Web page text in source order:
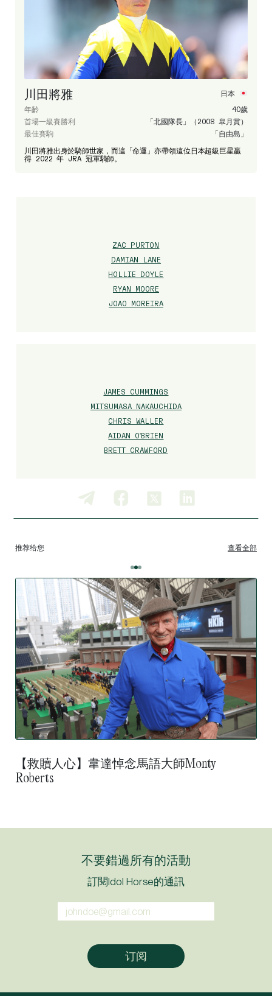
ZAC PURTON
DAMIAN LANE
HOLLIE DOYLE
RYAN MOORE
JOAO MOREIRA
JAMES CUMMINGS
MITSUMASA NAKAUCHIDA
CHRIS WALLER
AIDAN O'BRIEN
BRETT CRAWFORD
川田將雅
日本
年齡
40歲
首場一級賽勝利
「北國隊長」（2008 皐月賞）
最佳賽駒
「自由島」
川田將雅出身於騎師世家，而這「命運」亦帶領這位日本超級巨星贏
得 2022 年 JRA 冠軍騎師。
推荐给您 查看全部
【救贖人心】韋達悼念馬語大師Monty
Roberts
不要錯過所有的活動
訂閱Idol Horse的通訊